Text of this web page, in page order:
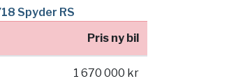
Spyder RS
Pris ny bil
1 670 000 kr